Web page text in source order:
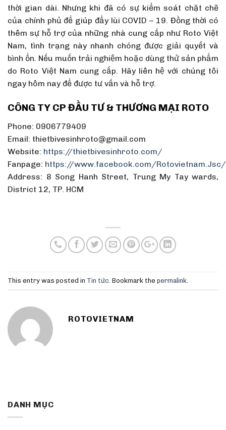
thời gian dài. Nhưng khi đã có sự kiểm soát chặt chẽ
của chính phủ để giúp đẩy lùi COVID – 19. Đồng thời có
thêm sự hỗ trợ của những nhà cung cấp như Roto Việt
Nam, tình trạng này nhanh chóng được giải quyết và
bình ổn. Nếu muốn trải nghiệm hoặc dùng thử sản phẩm
do Roto Việt Nam cung cấp. Hãy liên hệ với chúng tôi
ngay hôm nay để được tư vấn và hỗ trợ.
CÔNG TY CP ĐẦU TƯ & THƯƠNG MẠI ROTO
Phone: 0906779409
Email: thietbivesinhroto@gmail.com
Website: https://thietbivesinhroto.com/
Fanpage: https://www.facebook.com/Rotovietnam.Jsc/
Address: 8 Song Hanh Street, Trung My Tay wards,
District 12, TP. HCM
This entry was posted in Tin tức . Bookmark the permalink
ROTOVIETNAM
DANH MỤC